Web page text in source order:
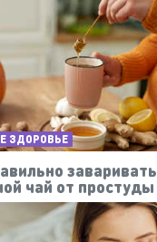
ЗДОРОВЬЕ
заваривать
чай от простуды